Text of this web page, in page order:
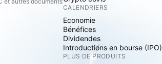
CALENDRIERS
Economie
Bénéfices
Dividendes
Introductions en bourse (IPO)
PLUS DE PRODUITS